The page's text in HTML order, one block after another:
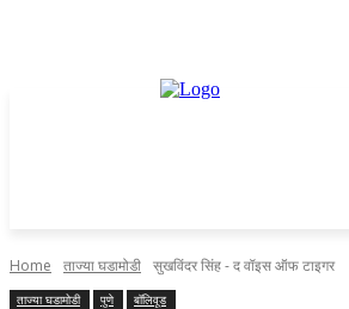
Home ताज्या घडामोडी सुखविंदर सिंह - द वॉइस ऑफ टाइगर
ताज्या घडामोडी पुणे बॉलिवूड